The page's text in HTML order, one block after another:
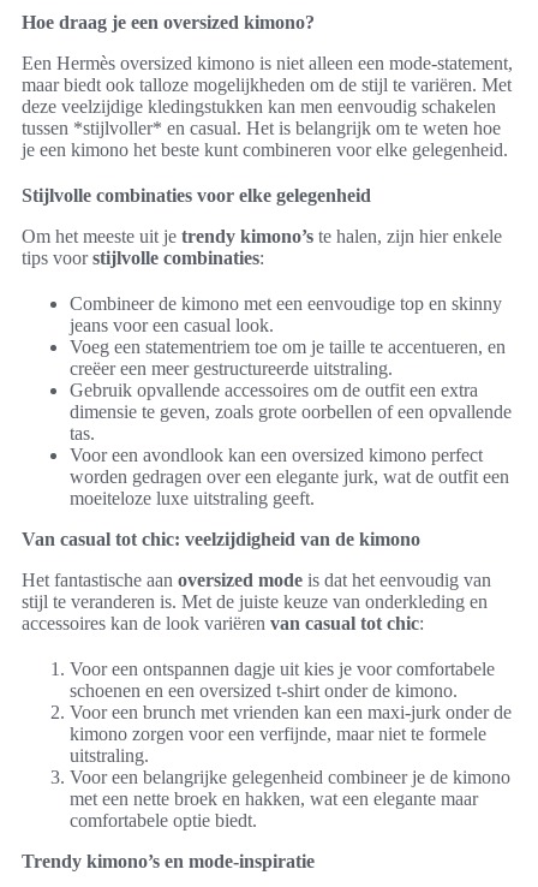
Hoe draag je een oversized kimono?
Een Hermès oversized kimono is niet alleen een mode-statement,
maar biedt ook talloze mogelijkheden om de stijl te variëren. Met
deze veelzijdige kledingstukken kan men eenvoudig schakelen
tussen *stijlvoller* en casual. Het is belangrijk om te weten hoe
je een kimono het beste kunt combineren voor elke gelegenheid.
Stijlvolle combinaties voor elke gelegenheid
Om het meeste uit je trendy kimono’s te halen, zijn hier enkele
tips voorstijlvolle combinaties:
Combineer de kimono met een eenvoudige top en skinny
jeans voor een casual look.
Voeg een statementriem toe om je taille te accentueren, en
creëer een meer gestructureerde uitstraling.
Gebruik opvallende accessoires om de outfit een extra
dimensie te geven, zoals grote oorbellen of een opvallende
tas.
Voor een avondlook kan een oversized kimono perfect
worden gedragen over een elegante jurk, wat de outfit een
moeiteloze luxe uitstraling geeft.
Van casual tot chic: veelzijdigheid van de kimono
Het fantastische aan oversized mode is dat het eenvoudig van
stijl te veranderen is. Met de juiste keuze van onderkleding en
accessoires kan de look variëren van casual tot chic:
Voor een ontspannen dagje uit kies je voor comfortabele
schoenen en een oversized t-shirt onder de kimono.
Voor een brunch met vrienden kan een maxi-jurk onder de
kimono zorgen voor een verfijnde, maar niet te formele
uitstraling.
Voor een belangrijke gelegenheid combineer je de kimono
met een nette broek en hakken, wat een elegante maar
comfortabele optie biedt.
Trendy kimono’s en mode-inspiratie